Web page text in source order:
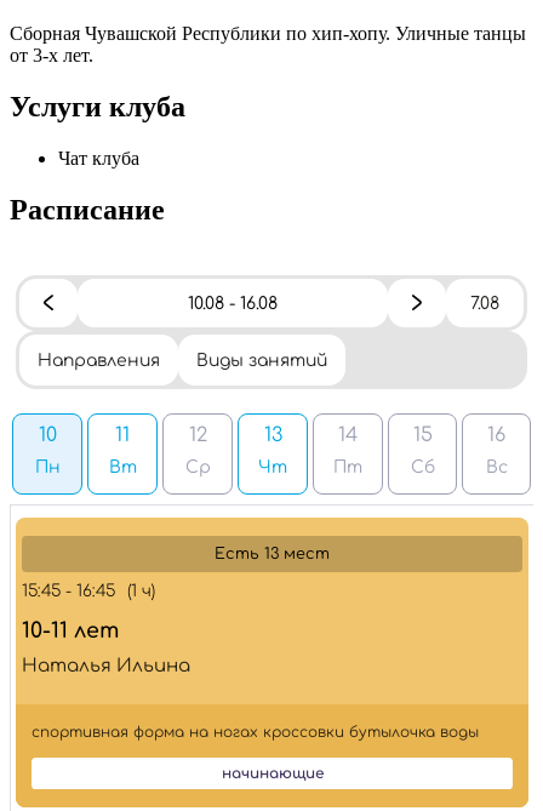
Сборная Чувашской Республики по хип-хопу. Уличные танцы
от 3-х лет.
Услуги клуба
Чат клуба
Расписание